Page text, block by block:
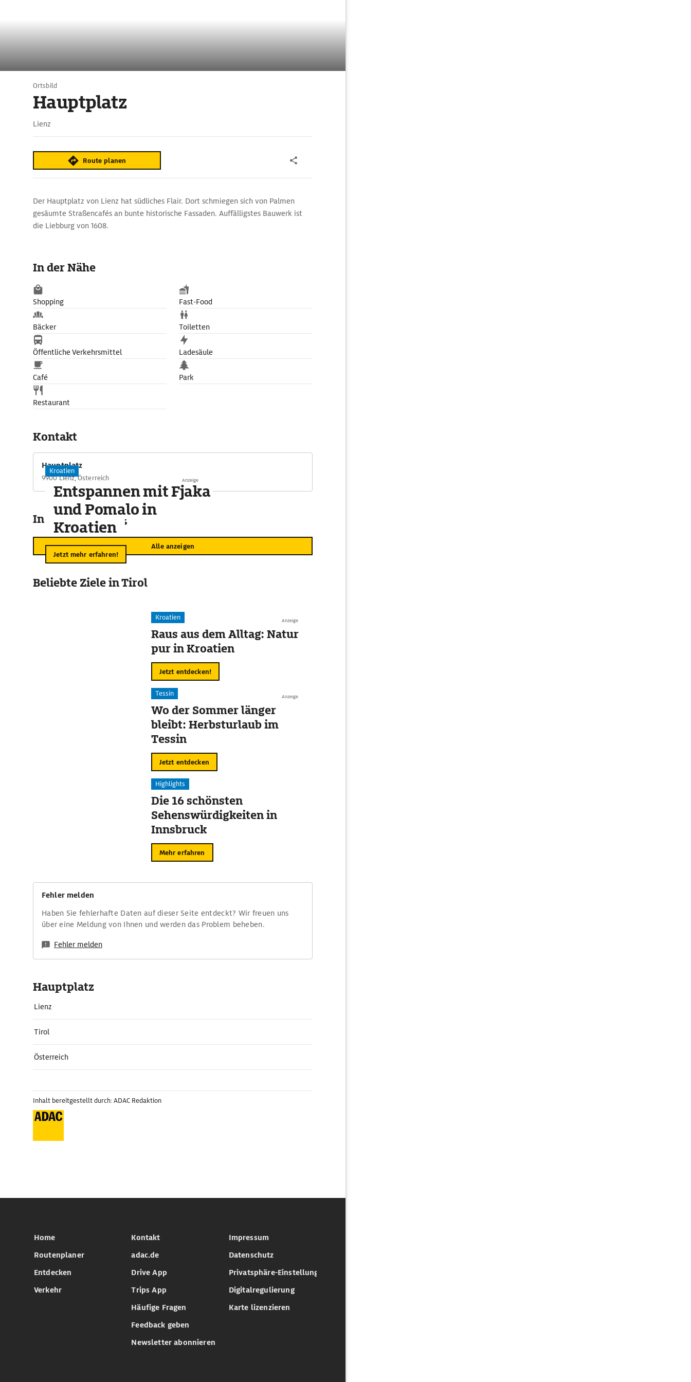
Ortsbild
Hauptplatz
Lienz
Route planen
Der Hauptplatz von Lienz hat südliches Flair. Dort schmiegen sich von Palmen
gesäumte Straßencafés an bunte historische Fassaden. Auffälligstes Bauwerk ist
die Liebburg von 1608.
In der Nähe
Shopping Fast-Food
Bäcker Toiletten
Öffentliche Verkehrsmittel Ladesäule
Café Park
Restaurant
Kontakt
Hauptplatz
9900 Lienz, Österreich
In der Umgebung
Alle anzeigen
Anzeige
Kroatien
Entspannen mit Fjaka
und Pomalo in
Kroatien
Jetzt mehr erfahren!
Beliebte Ziele in Tirol
Anzeige
Kroatien
Raus aus dem Alltag: Natur
pur in Kroatien
Jetzt entdecken!
Anzeige
Tessin
Wo der Sommer länger
bleibt: Herbsturlaub im
Tessin
Jetzt entdecken
Highlights
Die 16 schönsten
Sehenswürdigkeiten in
Innsbruck
Mehr erfahren
Fehler melden
Haben Sie fehlerhafte Daten auf dieser Seite entdeckt? Wir freuen uns
über eine Meldung von Ihnen und werden das Problem beheben.
Fehler melden
Hauptplatz
Lienz
Tirol
Österreich
Inhalt bereitgestellt durch: ADAC Redaktion
Home
Routenplaner
Entdecken
Verkehr
Kontakt
adac.de
Drive App
Trips App
Häufige Fragen
Feedback geben
Newsletter abonnieren
Impressum
Datenschutz
Privatsphäre-Einstellungen
Digitalregulierung
Karte lizenzieren